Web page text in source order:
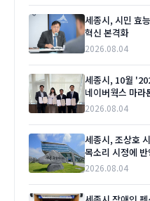
세종시, 시민 효
혁신 본격화
2026.08.04
세종시, 10월
네이버웍스 마라
2026.08.04
세종시, 조상호
목소리 시정에 반
2026.08.04